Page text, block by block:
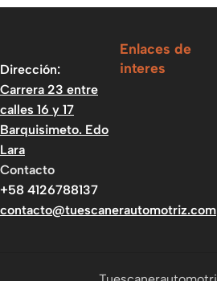
Dirección:
Carrera 23 entre
calles 16 y 17
Barquisimeto. Edo
Lara
Contacto
+58 4126788137
contacto@tuescanerautomotriz.com
Enlaces de
interes